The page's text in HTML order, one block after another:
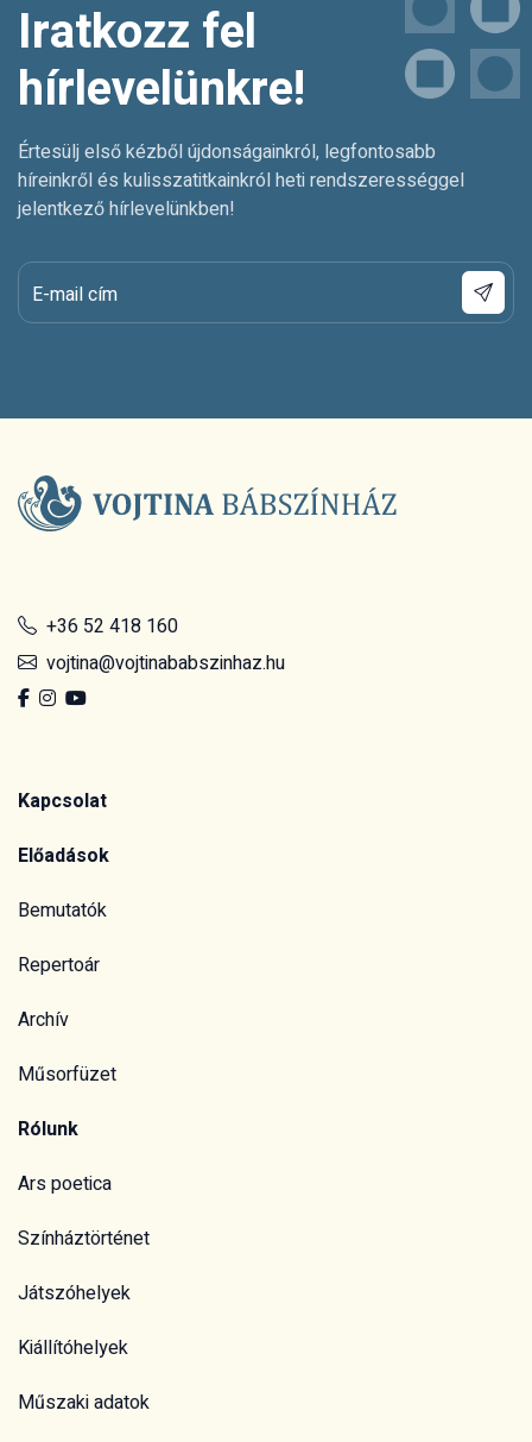
Iratkozz fel
hírlevelünkre!
Értesülj első kézből újdonságainkról, legfontosabb
híreinkről és kulisszatitkainkról heti rendszerességgel
jelentkező hírlevelünkben!
E-mail cím
+36 52 418 160
vojtina@vojtinababszinhaz.hu
Kapcsolat
Előadások
Bemutatók
Repertoár
Archív
Műsorfüzet
Rólunk
Ars poetica
Színháztörténet
Játszóhelyek
Kiállítóhelyek
Műszaki adatok